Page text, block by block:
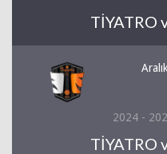
TİYATRO
2024 -
TİYATRO